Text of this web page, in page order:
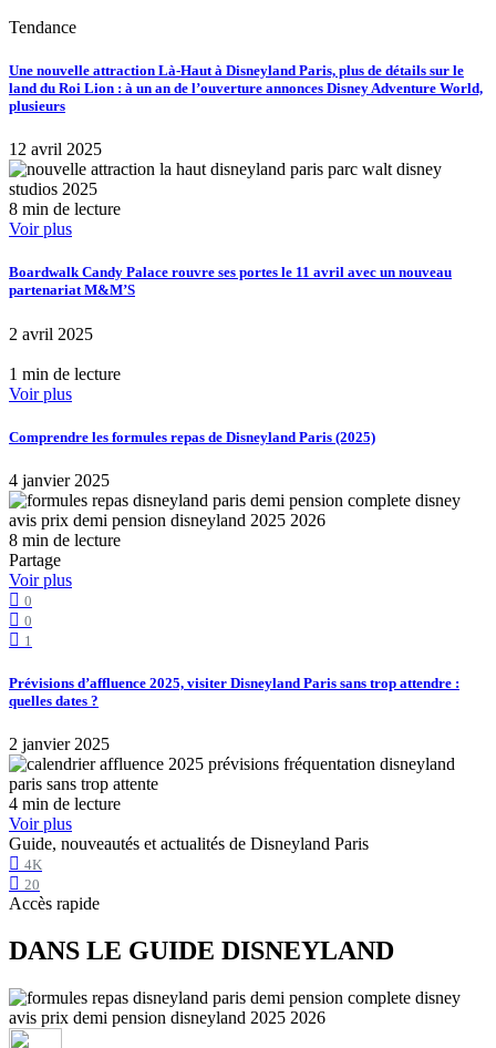
Tendance
Une nouvelle attraction Là-Haut à Disneyland Paris, plus de détails sur le
land du Roi Lion : à un an de l’ouverture annonces Disney Adventure World,
plusieurs
12 avril 2025
8 min de lecture
Voir plus
Boardwalk Candy Palace rouvre ses portes le 11 avril avec un nouveau
partenariat M&M’S
2 avril 2025
1 min de lecture
Voir plus
Comprendre les formules repas de Disneyland Paris (2025)
4 janvier 2025
8 min de lecture
Partage
Voir plus
0
0
1
Prévisions d’affluence 2025, visiter Disneyland Paris sans trop attendre :
quelles dates ?
2 janvier 2025
4 min de lecture
Voir plus
Guide, nouveautés et actualités de Disneyland Paris
4K
20
Accès rapide
DANS LE GUIDE DISNEYLAND